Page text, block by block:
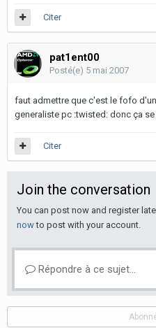
Citer
pat1ent00
Posté(e) 5 mai 2007
faut admettre que c'est le fofo
generaliste pc :twisted: donc ça
Citer
Join the conversation
You can post now and register
nowto post with your account.
Répondre à ce sujet…